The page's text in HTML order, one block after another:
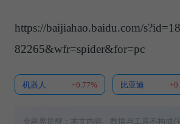
https://baijiahao.baidu.com/
82265&wfr=spider&for=pc
机器人 +0.77% 比亚迪
金融界提醒：本文内容、数据与工具不构成